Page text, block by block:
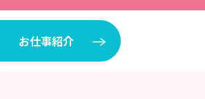
お仕事紹介